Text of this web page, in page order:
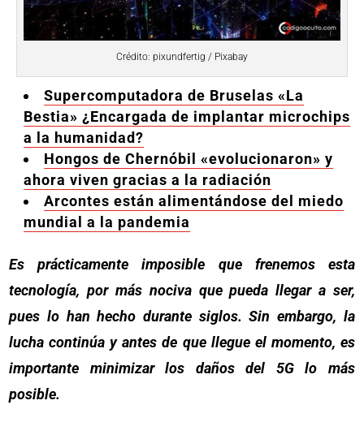
Crédito: pixundfertig / Pixabay
Supercomputadora de Bruselas «La
Bestia» ¿Encargada de implantar microchips
a la humanidad?
Hongos de Chernóbil «evolucionaron» y
ahora viven gracias a la radiación
Arcontes están alimentándose del miedo
mundial a la pandemia
Es prácticamente imposible que frenemos esta
tecnología, por más nociva que pueda llegar a ser,
pues lo han hecho durante siglos. Sin embargo, la
lucha continúa y antes de que llegue el momento, es
importante minimizar los daños del 5G lo más
posible.